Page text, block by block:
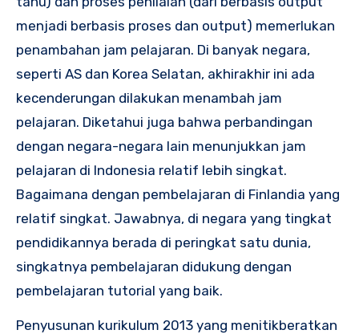
menjadi berbasis proses dan output) memerlukan
penambahan jam pelajaran. Di banyak negara,
seperti AS dan Korea Selatan, akhirakhir ini ada
kecenderungan dilakukan menambah jam
pelajaran. Diketahui juga bahwa perbandingan
dengan negara-negara lain menunjukkan jam
pelajaran di Indonesia relatif lebih singkat.
Bagaimana dengan pembelajaran di Finlandia yang
relatif singkat. Jawabnya, di negara yang tingkat
pendidikannya berada di peringkat satu dunia,
singkatnya pembelajaran didukung dengan
pembelajaran tutorial yang baik.
Penyusunan kurikulum 2013 yang menitikberatkan